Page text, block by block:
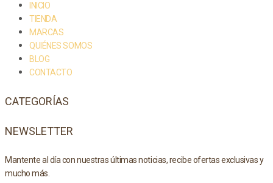
INICIO
TIENDA
MARCAS
QUIÉNES SOMOS
BLOG
CONTACTO
CATEGORÍAS
NEWSLETTER
Mantente al día con nuestras últimas noticias, recibe ofertas exclusivas y
mucho más.